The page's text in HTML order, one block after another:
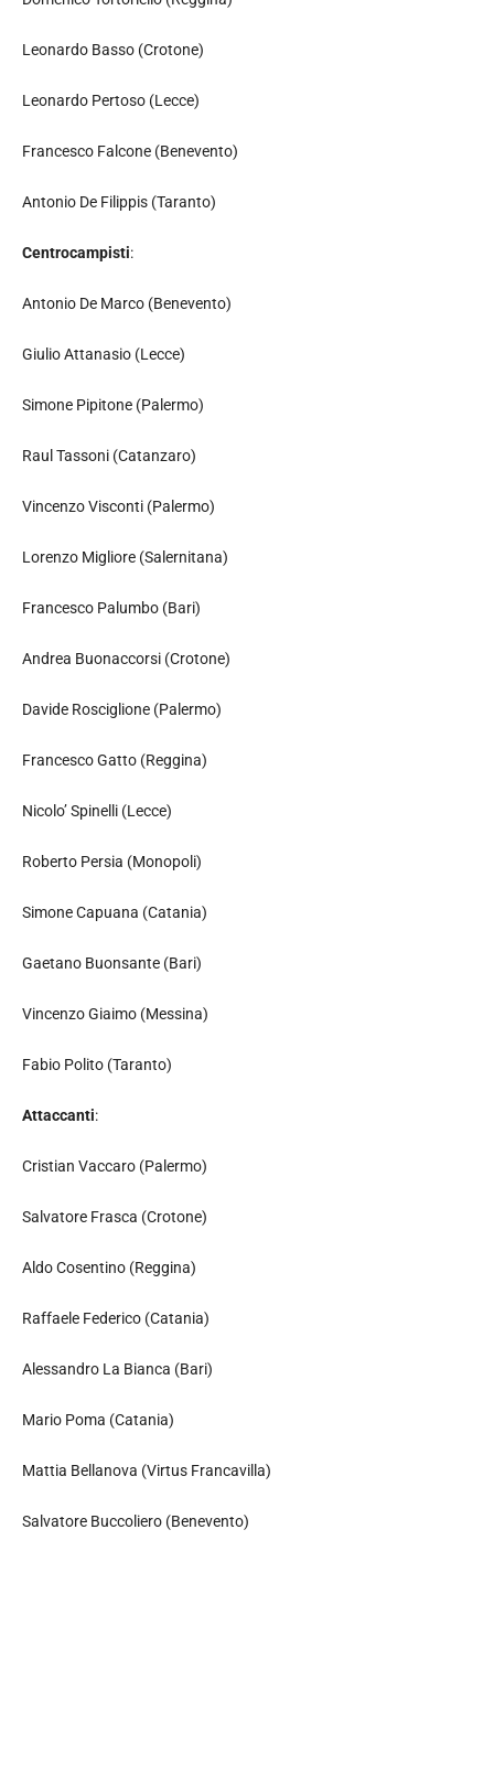
Leonardo Basso (Crotone)
Leonardo Pertoso (Lecce)
Francesco Falcone (Benevento)
Antonio De Filippis (Taranto)
Centrocampisti:
Antonio De Marco (Benevento)
Giulio Attanasio (Lecce)
Simone Pipitone (Palermo)
Raul Tassoni (Catanzaro)
Vincenzo Visconti (Palermo)
Lorenzo Migliore (Salernitana)
Francesco Palumbo (Bari)
Andrea Buonaccorsi (Crotone)
Davide Rosciglione (Palermo)
Francesco Gatto (Reggina)
Nicolo’ Spinelli (Lecce)
Roberto Persia (Monopoli)
Simone Capuana (Catania)
Gaetano Buonsante (Bari)
Vincenzo Giaimo (Messina)
Fabio Polito (Taranto)
Attaccanti:
Cristian Vaccaro (Palermo)
Salvatore Frasca (Crotone)
Aldo Cosentino (Reggina)
Raffaele Federico (Catania)
Alessandro La Bianca (Bari)
Mario Poma (Catania)
Mattia Bellanova (Virtus Francavilla)
Salvatore Buccoliero (Benevento)